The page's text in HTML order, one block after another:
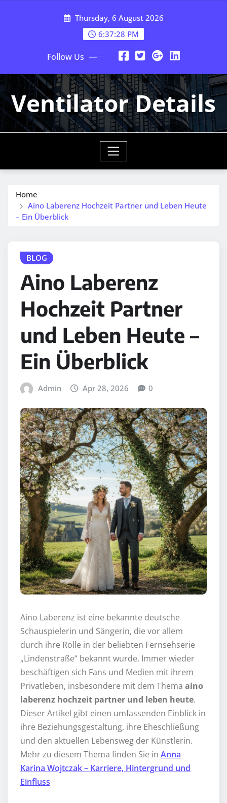
Thursday, 6 August 2026
6:37:29 PM
Follow Us
Ventilator Details
Home
Aino Laberenz Hochzeit Partner und Leben Heute
– Ein Überblick
BLOG
Aino Laberenz
Hochzeit Partner
und Leben Heute –
Ein Überblick
Admin Apr 28, 2026 0
Aino Laberenz ist eine bekannte deutsche
Schauspielerin und Sängerin, die vor allem
durch ihre Rolle in der beliebten Fernsehserie
„Lindenstraße“ bekannt wurde. Immer wieder
beschäftigen sich Fans und Medien mit ihrem
Privatleben, insbesondere mit dem Thema aino
laberenz hochzeit partner und leben heute.
Dieser Artikel gibt einen umfassenden Einblick in
ihre Beziehungsgestaltung, ihre Eheschließung
und den aktuellen Lebensweg der Künstlerin.
Mehr zu diesem Thema finden Sie in Anna
Karina Wojtczak – Karriere, Hintergrund und
Einfluss